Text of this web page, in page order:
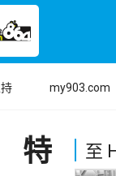
my903.com
特
至